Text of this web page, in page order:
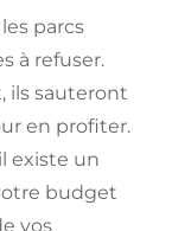
parcs
à refuser.
ils sauteront
en profiter.
existe un
budget
vos